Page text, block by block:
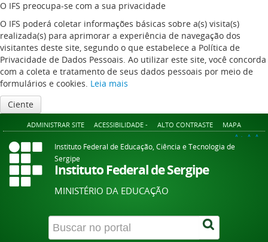
O IFS preocupa-se com a sua privacidade
O IFS poderá coletar informações básicas sobre a(s) visita(s)
realizada(s) para aprimorar a experiência de navegação dos
visitantes deste site, segundo o que estabelece a Política de
Privacidade de Dados Pessoais. Ao utilizar este site, você concorda
com a coleta e tratamento de seus dados pessoais por meio de
formulários e cookies. Leia mais
Ciente
ADMINISTRAR SITE ACESSIBILIDADE - ALTO CONTRASTE MAPA
A+ A A-
Instituto Federal de Educação, Ciência e Tecnologia de
Sergipe
Instituto Federal de Sergipe
MINISTÉRIO DA EDUCAÇÃO